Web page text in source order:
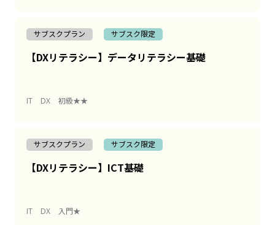
サブスクプラン サブスク限定
【DXリテラシー】データリテラシー基礎
IT DX 初級★★
サブスクプラン サブスク限定
【DXリテラシー】ICT基礎
IT DX 入門★